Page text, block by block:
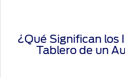
¿Qué Significan los
Tablero de un